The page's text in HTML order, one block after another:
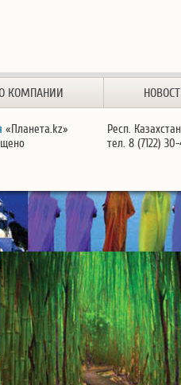
КОМПАНИИ
«Планета.kz»
Респ.
тел. 8 (7122)